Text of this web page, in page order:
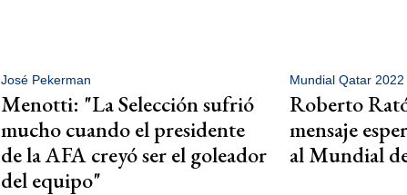
José Pekerman
Menotti: "La Selección sufrió
mucho cuando el presidente
de la AFA creyó ser el goleador
del equipo"
Mundial Qatar 2022
Roberto
mensaje
al Mundial